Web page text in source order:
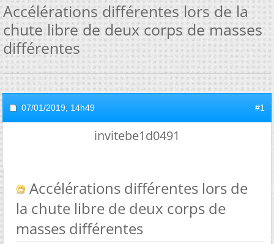
Accélérations différentes lors de la
chute libre de deux corps de masses
différentes
07/01/2019, 14h49 #1
invitebe1d0491
Accélérations différentes lors de
la chute libre de deux corps de
masses différentes